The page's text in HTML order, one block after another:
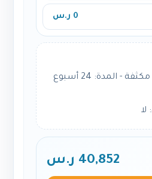
0 ر.س
- المدة: 24 أسبوع
لا
40,852 ر.س